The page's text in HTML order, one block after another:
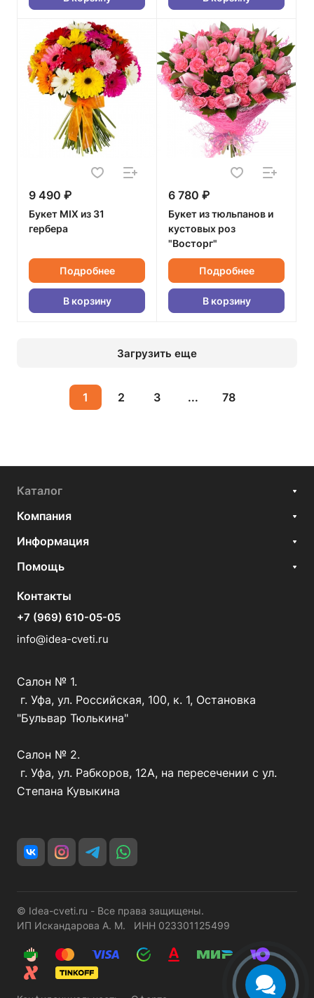
9 490 ₽
Букет MIX из 31
гербера
Подробнее
В корзину
6 780 ₽
Букет из тюльпанов и
кустовых роз
"Восторг"
Подробнее
В корзину
Загрузить еще
1 2 3 ... 78
Каталог
Компания
Информация
Помощь
Контакты
+7 (969) 610-05-05
info@idea-cveti.ru
Салон № 1.
г. Уфа, ул. Российская, 100, к. 1, Остановка
"Бульвар Тюлькина"
Салон № 2.
г. Уфа, ул. Рабкоров, 12А, на пересечении с ул.
Степана Кувыкина
© Idea-cveti.ru - Все права защищены.
ИП Искандарова А. М. ИНН 023301125499